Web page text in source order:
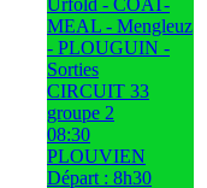
Urfold - COAT-
MEAL - Mengleuz
- PLOUGUIN -
Sorties
CIRCUIT 33
groupe 2
08:30
PLOUVIEN
Départ : 8h30